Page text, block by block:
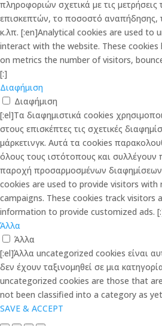
πληροφοριών σχετικά με τις μετρήσεις
επισκεπτών, το ποσοστό αναπήδησης,
κ.λπ. [:en]Analytical cookies are used to
interact with the website. These
on metrics the number of visitors,
[:]
Διαφήμιση
Διαφήμιση
[:el]Τα διαφημιστικά cookies
στους επισκέπτες τις σχετικές
μάρκετινγκ. Αυτά τα cookies
όλους τους ιστότοπους και συλλέγουν
παροχή προσαρμοσμένων
cookies are used to provide visitors with
campaigns. These cookies track visitors
information to provide customized ads.
Άλλα
Άλλα
[:el]Άλλα uncategorized cookies είναι
δεν έχουν ταξινομηθεί σε μια
uncategorized cookies are those that
not been classified into a category as
SAVE & ACCEPT